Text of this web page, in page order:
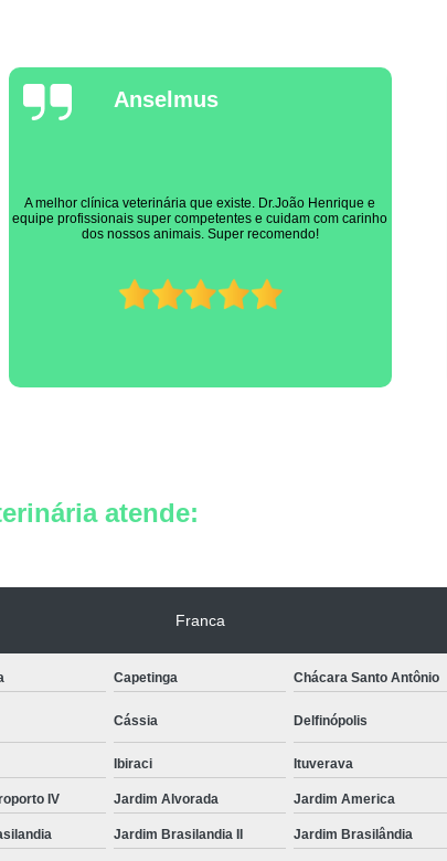
Marcia Faria
Simplesmente não há necessidade de nenhuma citação em
específica, é o melhor profissional, simples assim (João Volpe)
atende:
Franca
Capetinga Chácara Santo Antônio
Cássia Delfinópolis
Ibiraci Ituverava
IV Jardim Alvorada Jardim America
Jardim Brasilandia II Jardim Brasilândia